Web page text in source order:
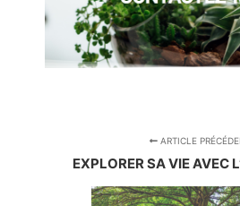
ARTICLE
EXPLORER SA VIE AVEC